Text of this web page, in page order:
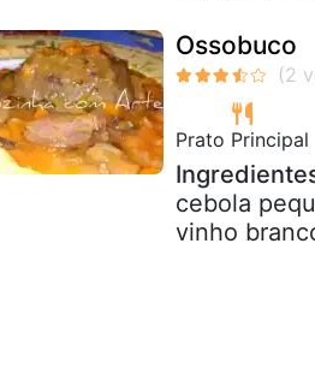
Ossobuco
Prato Principal
cebola
vinho